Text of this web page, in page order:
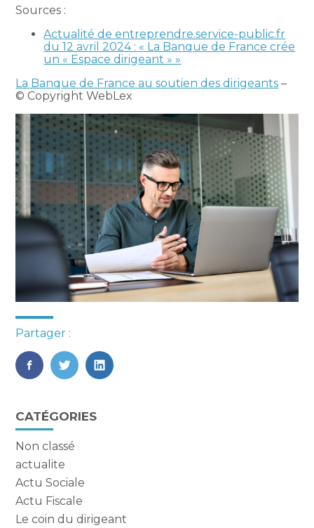
Sources :
Actualité de entreprendre.service-public.fr
du 12 avril 2024 : « La Banque de France crée
un « Espace dirigeant » »
La Banque de France au soutien des dirigeants –
© Copyright WebLex
Partager :
FaceBook
TwitterLinkedIn
Blog
sidebar
CATÉGORIES
Non classé
actualite
Actu Sociale
Actu Fiscale
Le coin du dirigeant